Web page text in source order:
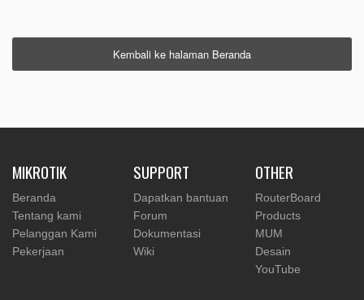
Kembali ke halaman Beranda
MIKROTIK
Beranda
Tentang kami
Pelanggan Kami
Pekerjaan
SUPPORT
Dapatkan bantuan
Forum
Dokumentasi
Wiki
OTHER
RouterBoard
Products
MUM
Desain
YouTube